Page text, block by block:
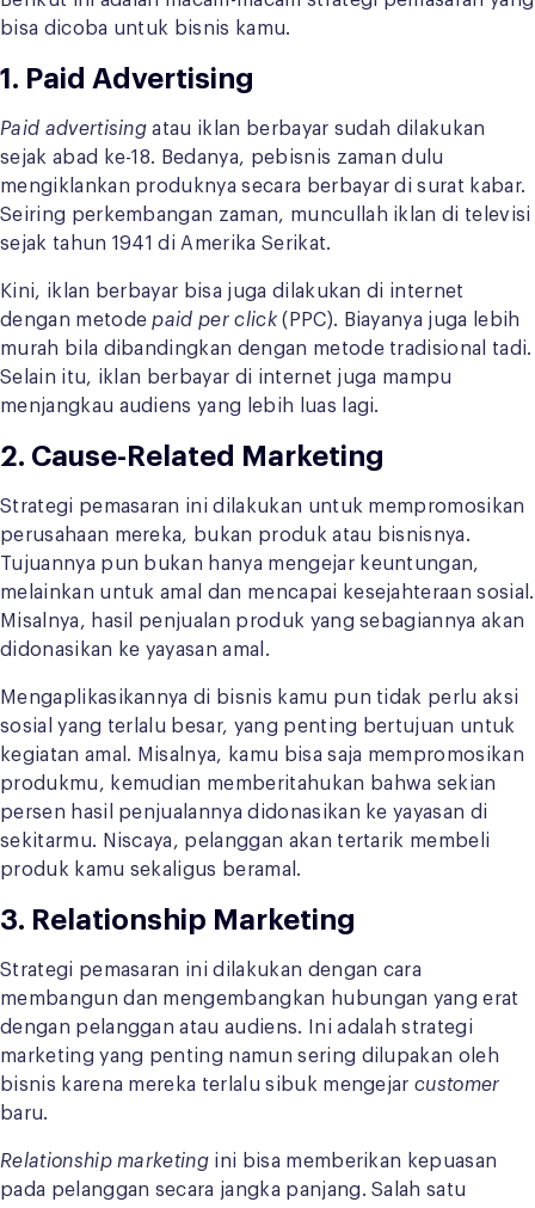
bisa dicoba untuk bisnis kamu.
1. Paid Advertising
Paid advertisingatau iklan berbayar sudah dilakukan
sejak abad ke-18. Bedanya, pebisnis zaman dulu
mengiklankan produknya secara berbayar di surat kabar.
Seiring perkembangan zaman, muncullah iklan di televisi
sejak tahun 1941 di Amerika Serikat.
Kini, iklan berbayar bisa juga dilakukan di internet
dengan metodepaid per click(PPC). Biayanya juga lebih
murah bila dibandingkan dengan metode tradisional tadi.
Selain itu, iklan berbayar di internet juga mampu
menjangkau audiens yang lebih luas lagi.
2. Cause-Related Marketing
Strategi pemasaran ini dilakukan untuk mempromosikan
perusahaan mereka, bukan produk atau bisnisnya.
Tujuannya pun bukan hanya mengejar keuntungan,
melainkan untuk amal dan mencapai kesejahteraan sosial.
Misalnya, hasil penjualan produk yang sebagiannya akan
didonasikan ke yayasan amal.
Mengaplikasikannya di bisnis kamu pun tidak perlu aksi
sosial yang terlalu besar, yang penting bertujuan untuk
kegiatan amal. Misalnya, kamu bisa saja mempromosikan
produkmu, kemudian memberitahukan bahwa sekian
persen hasil penjualannya didonasikan ke yayasan di
sekitarmu. Niscaya, pelanggan akan tertarik membeli
produk kamu sekaligus beramal.
3. Relationship Marketing
Strategi pemasaran ini dilakukan dengan cara
membangun dan mengembangkan hubungan yang erat
dengan pelanggan atau audiens. Ini adalah strategi
marketing yang penting namun sering dilupakan oleh
bisnis karena mereka terlalu sibuk mengejarcustomer
baru.
Relationship marketing ini bisa memberikan kepuasan
pada pelanggan secara jangka panjang. Salah satu